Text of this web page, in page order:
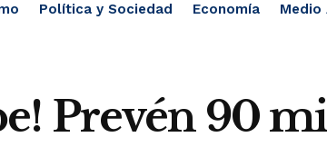
Política y Sociedad Economía Medio
Prevén 90